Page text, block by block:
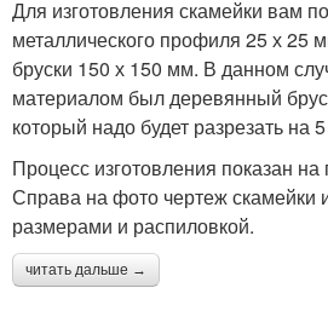
Для изготовления скамейки вам
металлического профиля 25 х 25
бруски 150 х 150 мм. В данном
материалом был деревянный
который надо будет разрезать на 5
Процесс изготовления показан
Справа на фото чертеж скамейки
размерами и распиловкой.
читать дальше →